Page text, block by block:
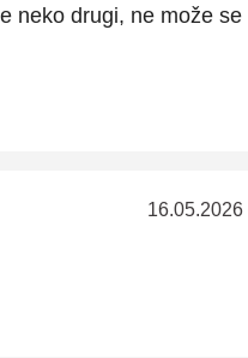
neko drugi, ne može se
16.05.2026